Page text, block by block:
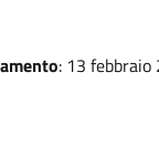
: 13